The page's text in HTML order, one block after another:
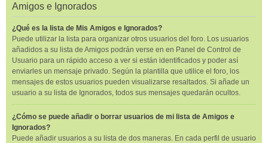
Amigos e Ignorados
¿Qué es la lista de Mis Amigos e Ignorados?
Puede utilizar la lista para organizar otros usuarios del foro. Los usuarios
añadidos a su lista de Amigos podrán verse en en Panel de Control de
Usuario para un rápido acceso a ver si están identificados y poder así
enviarles un mensaje privado. Según la plantilla que utilice el foro, los
mensajes de estos usuarios pueden visualizarse resaltados. Si añade un
usuario a su lista de Ignorados, todos sus mensajes quedarán ocultos.
¿Cómo se puede añadir o borrar usuarios de mi lista de Amigos e
Ignorados?
Puede añadir usuarios a su lista de dos maneras. En cada perfil de usuario